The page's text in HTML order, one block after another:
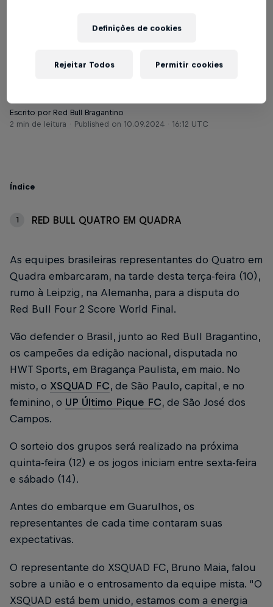
Quadra seguiram rumo à Alemanha nesta
Escrito por Red Bull Bragantino
2 min de leitura
Published on 10.09.2024 · 16:12 UTC
Índice
1 RED BULL QUATRO EM QUADRA
As equipes brasileiras representantes do Quatro em
Quadra embarcaram, na tarde desta terça-feira (10),
rumo à Leipzig, na Alemanha, para a disputa do
Red Bull Four 2 Score World Final.
Vão defender o Brasil, junto ao Red Bull Bragantino,
os campeões da edição nacional, disputada no
HWT Sports, em Bragança Paulista, em maio. No
misto, o XSQUAD FC, de São Paulo, capital, e no
feminino, o UP Último Pique FC, de São José dos
Campos.
O sorteio dos grupos será realizado na próxima
quinta-feira (12) e os jogos iniciam entre sexta-feira
e sábado (14).
Antes do embarque em Guarulhos, os
representantes de cada time contaram suas
expectativas.
O representante do XSQUAD FC, Bruno Maia, falou
sobre a união e o entrosamento da equipe mista. “O
XSQUAD está bem unido, estamos com a energia
Definições de cookies
Rejeitar Todos Permitir cookies